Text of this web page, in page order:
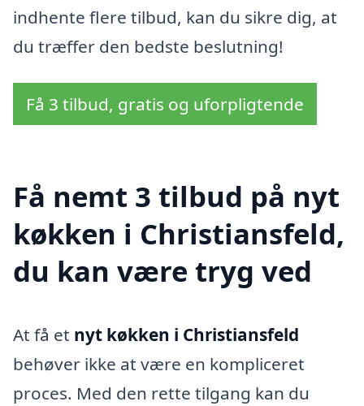
indhente flere tilbud, kan du sikre dig, at
du træffer den bedste beslutning!
Få 3 tilbud, gratis og uforpligtende
Få nemt 3 tilbud på nyt
køkken i Christiansfeld,
du kan være tryg ved
At få et nyt køkken i Christiansfeld
behøver ikke at være en kompliceret
proces. Med den rette tilgang kan du